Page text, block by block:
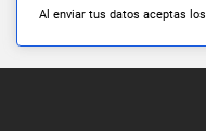
Al enviar tus datos aceptas los